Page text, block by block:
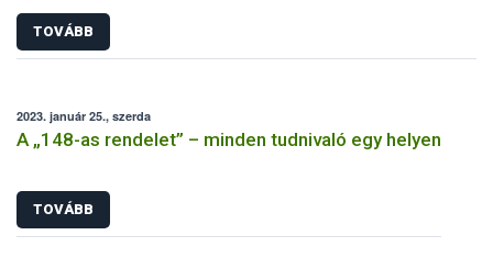
TOVÁBB
2023. január 25., szerda
A „148-as rendelet” – minden tudnivaló egy helyen
TOVÁBB